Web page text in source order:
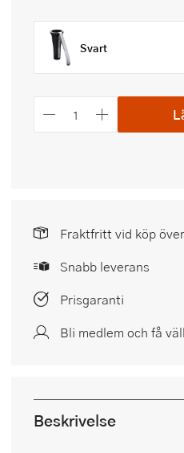
Svart
Fraktfritt vid köp
Snabb leverans
Prisgaranti
Bli medlem och få
Beskrivelse